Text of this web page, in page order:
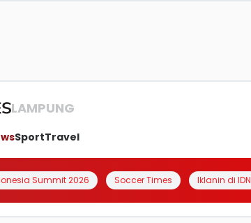
LAMPUNG
SportTravel
Summit 2026 Soccer Times Iklanin di IDN